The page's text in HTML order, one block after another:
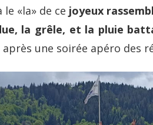
«la» de ce joyeux
la grêle, et la pluie
après une soirée apéro des